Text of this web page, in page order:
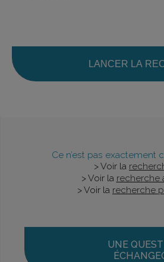
LANCER LA
Ce n’est pas exactement
> Voir la
> Voir la recherche
> Voir la recherche
UNE